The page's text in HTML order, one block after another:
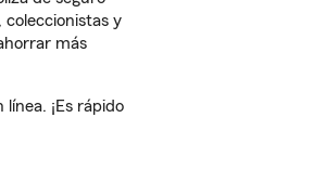
coleccionistas y
más
¡Es rápido